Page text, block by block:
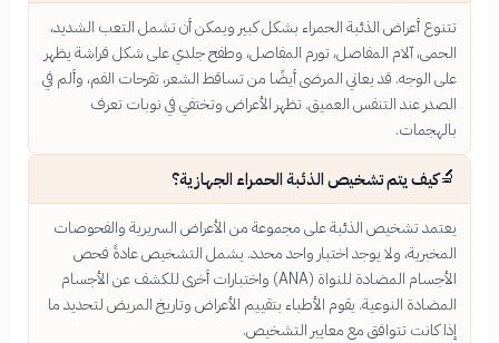
تتنوع أعراض الذئبة الحمراء بشكل كبير ويمكن أن تشمل التعب الشديد،
الحمى، آلام المفاصل، تورم المفاصل، وطفح جلدي على شكل فراشة يظهر
على الوجه. قد يعاني المرضى أيضًا من تساقط الشعر، تقرحات الفم، وألم في
الصدر عند التنفس العميق. تظهر الأعراض وتختفي في نوبات تعرف
بالهجمات.
🔬كيف يتم تشخيص الذئبة الحمراء الجهازية؟
يعتمد تشخيص الذئبة على مجموعة من الأعراض السريرية والفحوصات
المخبرية، ولا يوجد اختبار واحد محدد. يشمل التشخيص عادةً فحص
الأجسام المضادة للنواة (ANA) واختبارات أخرى للكشف عن الأجسام
المضادة النوعية. يقوم الأطباء بتقييم الأعراض وتاريخ المريض لتحديد ما
إذا كانت تتوافق مع معايير التشخيص.